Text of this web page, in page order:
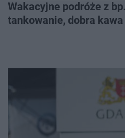
Wakacyjne podróże z
tankowanie, dobra